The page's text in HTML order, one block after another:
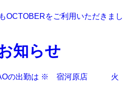
OCTOBERをご利用いただきまし
知らせ
の出勤は ※ 宿河原店 火